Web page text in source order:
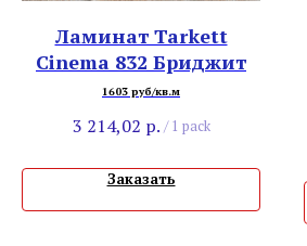
Ламинат Tarkett
Cinema 832 Бриджит
1603 руб/кв.м
3 214,02 р. / 1 pack
Заказать